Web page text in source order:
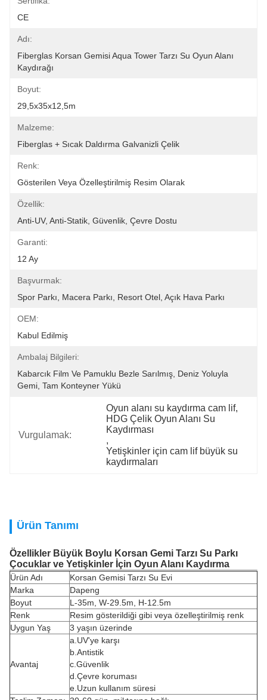
CE
Adı:
Fiberglas Korsan Gemisi Aqua Tower Tarzı Su Oyun Alanı
Kaydırağı
Boyut:
29,5x35x12,5m
Malzeme:
Fiberglas + Sıcak Daldırma Galvanizli Çelik
Renk:
Gösterilen Veya Özelleştirilmiş Resim Olarak
Özellik:
Anti-UV, Anti-Statik, Güvenlik, Çevre Dostu
Garanti:
12 Ay
Başvurmak:
Spor Parkı, Macera Parkı, Resort Otel, Açık Hava Parkı
OEM:
Kabul Edilmiş
Ambalaj Bilgileri:
Kabarcık Film Ve Pamuklu Bezle Sarılmış, Deniz Yoluyla
Gemi, Tam Konteyner Yükü
Vurgulamak:
Oyun alanı su kaydırma cam lif,
HDG Çelik Oyun Alanı Su
Kaydırması
,
Yetişkinler için cam lif büyük su
kaydırmaları
Ürün Tanımı
Özellikler Büyük Boylu Korsan Gemi Tarzı Su Parkı
Çocuklar ve Yetişkinler İçin Oyun Alanı Kaydırma
Ürün Adı
Korsan Gemisi Tarzı Su Evi
Marka
Dapeng
Boyut
L-35m, W-29.5m, H-12.5m
Renk
Resim gösterildiği gibi veya özelleştirilmiş renk
Uygun Yaş
3 yaşın üzerinde
Avantaj
a.UV'ye karşı
b.Antistik
c.Güvenlik
d.Çevre koruması
e.Uzun kullanım süresi